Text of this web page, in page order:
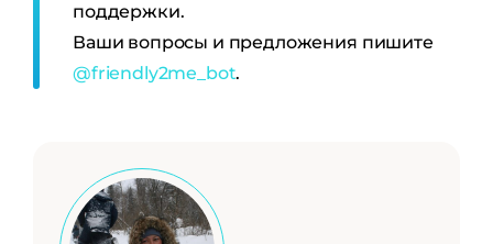
поддержки.
Ваши вопросы и предложения пишите
@friendly2me_bot.